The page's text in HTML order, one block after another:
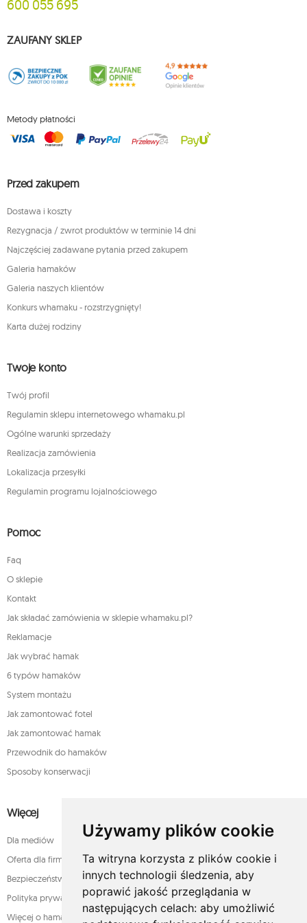
Używamy plików cookie
Ta witryna korzysta z plików cookie i
innych technologii śledzenia, aby
poprawić jakość przeglądania w
następujących celach: aby umożliwić
600 055 695
ZAUFANY SKLEP
Metody płatności
Przed zakupem
Dostawa i koszty
Rezygnacja / zwrot produktów w terminie 14 dni
Najczęściej zadawane pytania przed zakupem
Galeria hamaków
Galeria naszych klientów
Konkurs whamaku - rozstrzygnięty!
Karta dużej rodziny
Twoje konto
Twój profil
Regulamin sklepu internetowego whamaku.pl
Ogólne warunki sprzedaży
Realizacja zamówienia
Lokalizacja przesyłki
Regulamin programu lojalnościowego
Pomoc
Faq
O sklepie
Kontakt
Jak składać zamówienia w sklepie whamaku.pl?
Reklamacje
Jak wybrać hamak
6 typów hamaków
System montażu
Jak zamontować fotel
Jak zamontować hamak
Przewodnik do hamaków
Sposoby konserwacji
Więcej
Dla mediów
Oferta dla firm
Bezpieczeństwo płatności
Polityka prywatności
Więcej o hamakach